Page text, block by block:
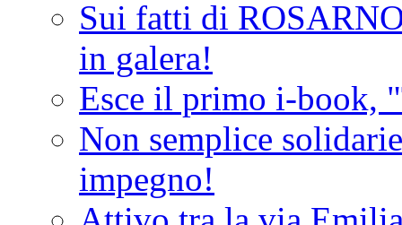
Sui fatti di
in galera!
Esce il primo i-book,
Non semplice
impegno!